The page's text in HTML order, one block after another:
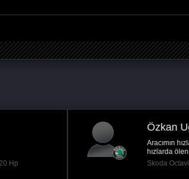
Ankara
Aracımın hızlanması fazlasıyla iyileşti. Yüksek
hızlarda ölen dizel motor artık oldukça hevesli...
Skoda Octavia 1.6 TDI CR - 105Hp @145 Hp